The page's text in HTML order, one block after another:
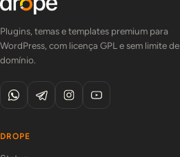
Plugins, temas e templates premium para
WordPress, com licença GPL e sem limite de
domínio.
DROPE